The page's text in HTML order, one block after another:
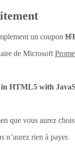
un coupon
de Microsoft
HTML5 with
que vous aurez
n’aurez rien à payer.